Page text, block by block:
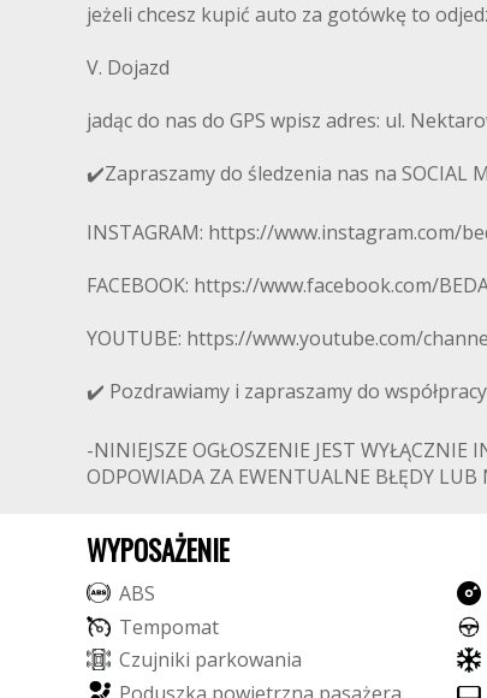
jeżeli chcesz kupić auto za gotówkę to
V. Dojazd
jadąc do nas do GPS wpisz adres: ul.
✔️Zapraszamy do śledzenia nas na SOCIAL
INSTAGRAM: https://www.instagram.com/
FACEBOOK: https://www.facebook.com/
YOUTUBE: https://www.youtube.com/
✔️ Pozdrawiamy i zapraszamy do współpracy
-NINIEJSZE OGŁOSZENIE JEST WYŁĄCZNIE
ODPOWIADA ZA EWENTUALNE BŁĘDY LUB
WYPOSAŻENIE
ABS
Tempomat
Czujniki parkowania